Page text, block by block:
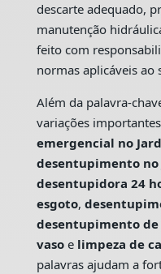
descarte adequado,
manutenção
feito com
normas aplicáveis ao
Além da palavra-
variações
emergencial no
desentupimento
desentupidora 24
esgoto,
desentupimento
vasoe limpeza de
palavras ajudam a